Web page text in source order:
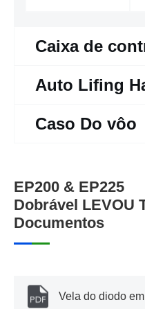
Caixa de
Auto Lifing
Caso Do vôo
EP200 & EP225
Dobrável LEVOU
Documentos
Vela do diodo